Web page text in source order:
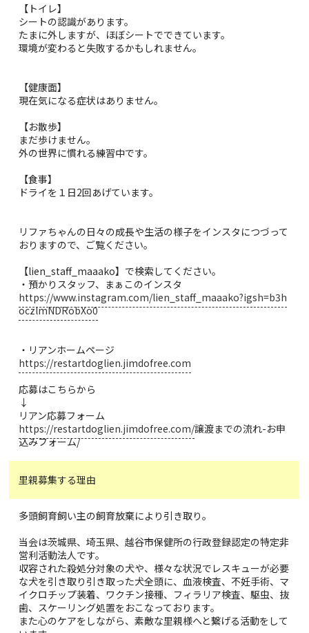
【トイレ】
シートの認識があります。
たまに外しますが、ほぼシートでできています。
環境が変わると失敗するかもしれません。
【健康面】
現在気になる症状はありません。
【お散歩】
まだ歩けません。
外の世界に慣れる練習中です。
【食事】
ドライを１日2回あげています。
リファちゃんの日々の成長や生活の様子をインスタにつづって
おりますので、ご覧ください。
【lien_staff_maaako】で検索してください。
・預かりスタッフ、まぁこのインスタ
https://www.instagram.com/lien_staff_maaako?igsh=b3h
oczlmNDRobXo0
・リアンホームページ
https://restartdoglien.jimdofree.com
応募はこちらから
↓
リアン応募フォーム
https://restartdoglien.jimdofree.com/譲渡までの流れ-お申
込みフォーム/
里親募集する理由
多頭飼育飼い主の飼育放棄により引き取り。
当会は茨城県、埼玉県、越谷市保健所の行政登録認定の特定非
営利活動法人です。
収容された殺処分対象の犬や、様々な状況でレスキューが必要
な犬を引き取り引き取った犬全頭に、血液検査、不妊手術、マ
イクロチップ装着、ワクチン接種、フィラリア検査、駆虫、抜
歯、スケーリング処置をおこなっております。
また心のケアをしながら、素敵な里親様へと繋げる活動をして